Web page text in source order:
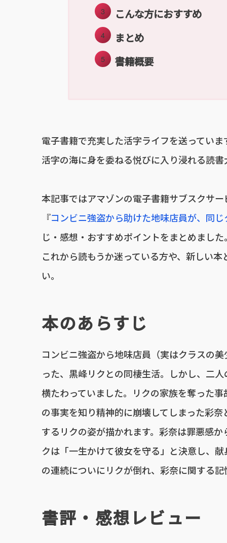
こんな方におすすめ
まとめ
書籍概要
電子書籍で充実した活字ライフを送っていま
活字の海に身を委ねる悦びに入り浸れる読
本記事ではアマゾンの電子書籍サブスクサー
『コンビニ強盗から助けた地味店員が、同
じ・感想・おすすめポイントをまとめました
これから読もうか迷っている方や、新しい
い。
本のあらすじ
コンビニ強盗から地味店員（実はクラスの
った、黒峰リクとの同棲生活。しかし、二
横たわっていました。リクの家族を奪った
の事実を知り精神的に崩壊してしまった彩
するリクの姿が描かれます。彩奈は罪悪感
クは「一生かけて彼女を守る」と決意し、
の連続についにリクが倒れ、彩奈に関する
書評・感想レビュー